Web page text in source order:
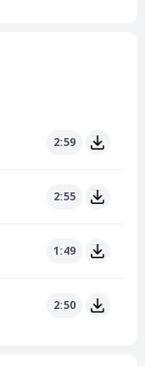
2:59
2:55
1:49
2:50